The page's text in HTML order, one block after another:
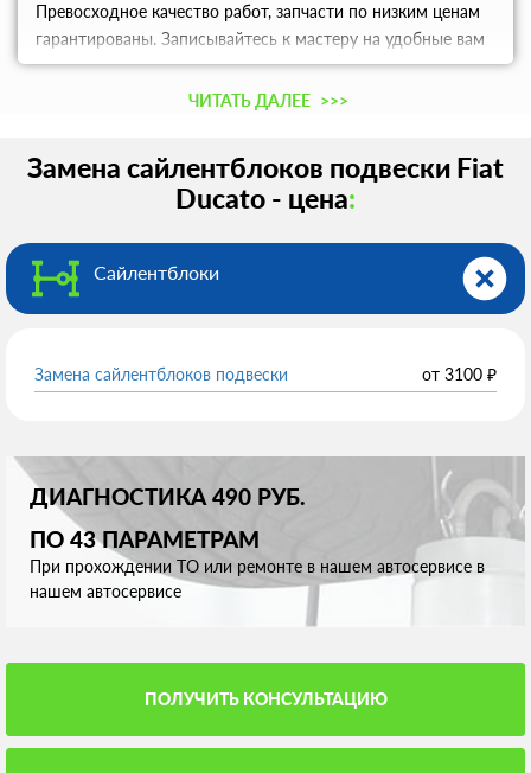
Превосходное качество работ, запчасти по низким ценам
гарантированы. Записывайтесь к мастеру на удобные вам
дату и время по телефону.
ЧИТАТЬ ДАЛЕЕ >>>
Замена сайлентблоков подвески Fiat
Ducato - цена:
Сайлентблоки
Замена сайлентблоков подвески от 3100 ₽
ДИАГНОСТИКА 490 РУБ.
ПО 43 ПАРАМЕТРАМ
При прохождении ТО или ремонте в нашем автосервисе в
нашем автосервисе
ПОЛУЧИТЬ КОНСУЛЬТАЦИЮ